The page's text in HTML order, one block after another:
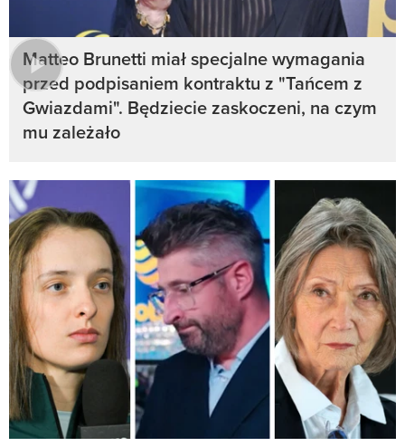
Matteo Brunetti miał specjalne wymagania
przed podpisaniem kontraktu z "Tańcem z
Gwiazdami". Będziecie zaskoczeni, na czym
mu zależało